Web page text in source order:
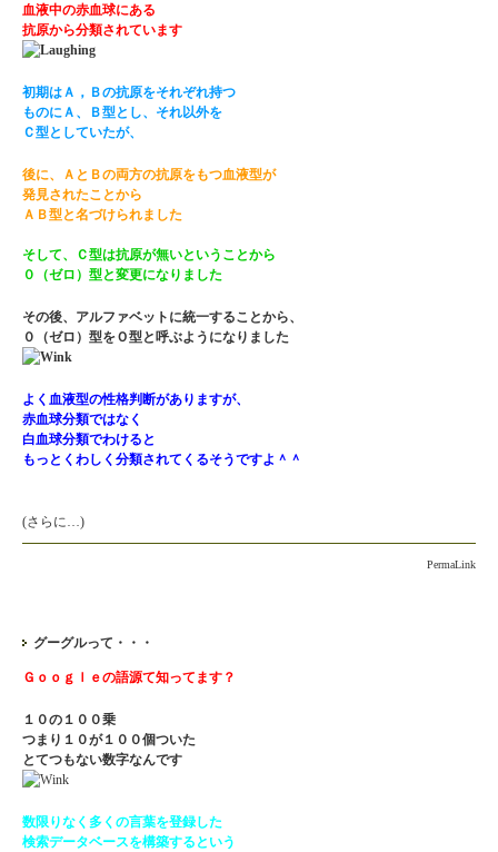
血液中の赤血球にある
抗原から分類されています
初期はＡ，Ｂの抗原をそれぞれ持つ
ものにＡ、Ｂ型とし、それ以外を
Ｃ型としていたが、
後に、ＡとＢの両方の抗原をもつ血液型が
発見されたことから
ＡＢ型と名づけられました
そして、Ｃ型は抗原が無いということから
０（ゼロ）型と変更になりました
その後、アルファベットに統一することから、
０（ゼロ）型をＯ型と呼ぶようになりました
よく血液型の性格判断がありますが、
赤血球分類ではなく
白血球分類でわけると
もっとくわしく分類されてくるそうですよ＾＾
(さらに…)
PermaLink
グーグルって・・・
Ｇｏｏｇｌｅの語源て知ってます？
１０の１００乗
つまり１０が１００個ついた
とてつもない数字なんです
数限りなく多くの言葉を登録した
検索データベースを構築するという